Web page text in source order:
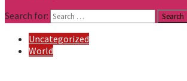
Search for:
Uncategorized
World